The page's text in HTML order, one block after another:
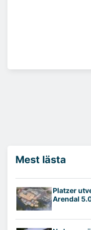
Mest lästa
Platzer
Arendal